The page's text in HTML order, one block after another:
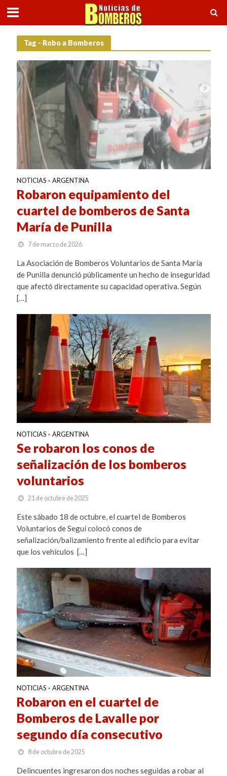
Tag - Robo a Bomberos
NOTICIAS • ARGENTINA
Robaron equipamiento del
cuartel de bomberos de Santa
María de Punilla
7 de marzo de 2026
La Asociación de Bomberos Voluntarios de Santa María
de Punilla denunció públicamente un hecho de inseguridad
que afectó directamente su capacidad operativa. Según
[…]
NOTICIAS • ARGENTINA
Se robaron los conos de
señalización de los bomberos
voluntarios
21 de octubre de 2025
Este sábado 18 de octubre, el cuartel de Bomberos
Voluntarios de Seguí colocó conos de
señalización/balizamiento frente al edificio para evitar
que los vehículos […]
NOTICIAS • ARGENTINA
Robaron en el cuartel de
Bomberos de Lavalle por
segundo día consecutivo
8 de octubre de 2025
Delincuentes ingresaron dos noches seguidas a robar al